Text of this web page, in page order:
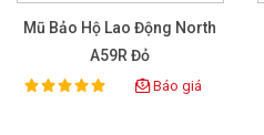
Mũ Bảo Hộ Lao Động North
A59R Đỏ
Rating:
100% Báo giá